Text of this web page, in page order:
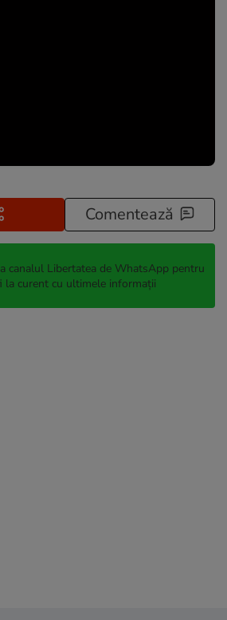
Comentează
canalul Libertatea de WhatsApp pentru
la curent cu ultimele informații